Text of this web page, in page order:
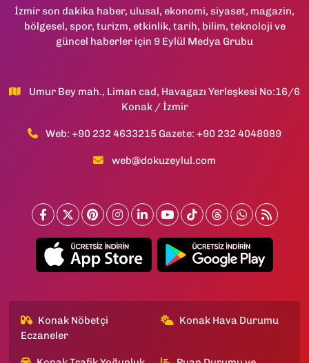
İzmir son dakika haber, ulusal, ekonomi, siyaset, magazin,
bölgesel, spor, turizm, etkinlik, tarih, bilim, teknoloji ve
güncel haberler için 9 Eylül Medya Grubu
Umur Bey mah., Liman cad, Havagazı Yerleşkesi No:16/6
Konak / İzmir
Web: +90 232 4633215 Gazete: +90 232 4048989
web@dokuzeylul.com
Konak Nöbetçi
Eczaneler
Konak Hava Durumu